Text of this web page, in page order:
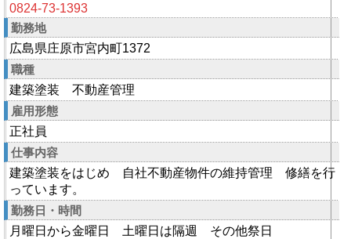
0824-73-1393
勤務地
広島県庄原市宮内町1372
職種
建築塗装 不動産管理
雇用形態
正社員
仕事内容
建築塗装をはじめ 自社不動産物件の維持管理 修繕を行
っています。
勤務日・時間
月曜日から金曜日 土曜日は隔週 その他祭日